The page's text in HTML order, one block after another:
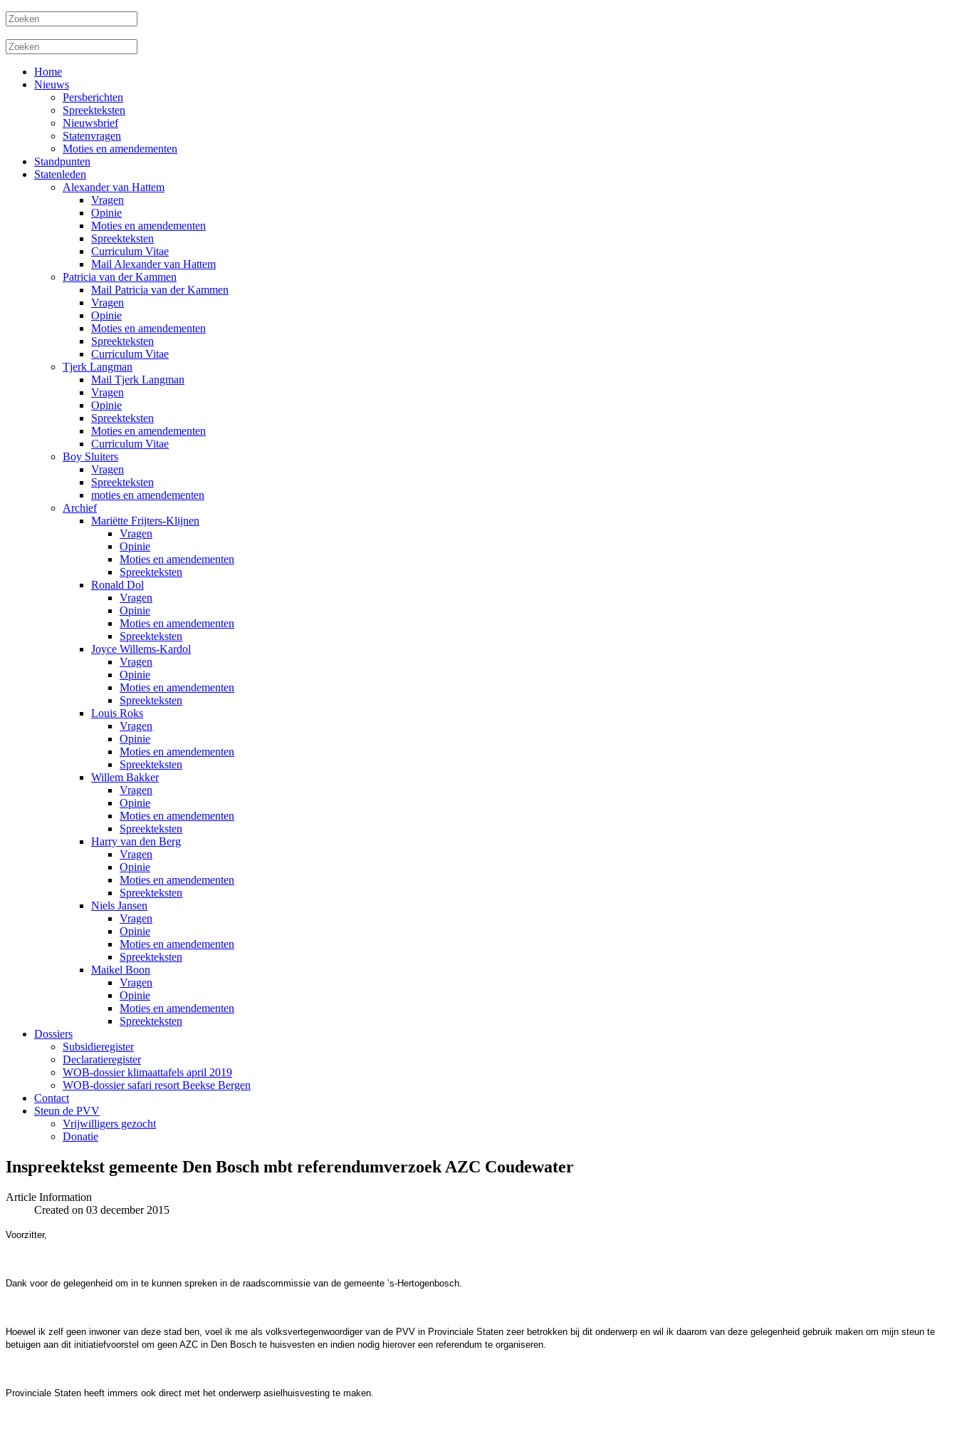
Home
Nieuws
Persberichten
Spreekteksten
Nieuwsbrief
Statenvragen
Moties en amendementen
Standpunten
Statenleden
Alexander van Hattem
Vragen
Opinie
Moties en amendementen
Spreekteksten
Curriculum Vitae
Mail Alexander van Hattem
Patricia van der Kammen
Mail Patricia van der Kammen
Vragen
Opinie
Moties en amendementen
Spreekteksten
Curriculum Vitae
Tjerk Langman
Mail Tjerk Langman
Vragen
Opinie
Spreekteksten
Moties en amendementen
Curriculum Vitae
Boy Sluiters
Vragen
Spreekteksten
moties en amendementen
Archief
Mariëtte Frijters-Klijnen
Vragen
Opinie
Moties en amendementen
Spreekteksten
Ronald Dol
Vragen
Opinie
Moties en amendementen
Spreekteksten
Joyce Willems-Kardol
Vragen
Opinie
Moties en amendementen
Spreekteksten
Louis Roks
Vragen
Opinie
Moties en amendementen
Spreekteksten
Willem Bakker
Vragen
Opinie
Moties en amendementen
Spreekteksten
Harry van den Berg
Vragen
Opinie
Moties en amendementen
Spreekteksten
Niels Jansen
Vragen
Opinie
Moties en amendementen
Spreekteksten
Maikel Boon
Vragen
Opinie
Moties en amendementen
Spreekteksten
Dossiers
Subsidieregister
Declaratieregister
WOB-dossier klimaattafels april 2019
WOB-dossier safari resort Beekse Bergen
Contact
Steun de PVV
Vrijwilligers gezocht
Donatie
Inspreektekst gemeente Den Bosch mbt referendumverzoek AZC Coudewater
Article Information
Created on 03 december 2015
Voorzitter,
Dank voor de gelegenheid om in te kunnen spreken in de raadscommissie van de gemeente ’s-Hertogenbosch.
Hoewel ik zelf geen inwoner van deze stad ben, voel ik me als volksvertegenwoordiger van de PVV in Provinciale Staten zeer betrokken bij dit onderwerp en wil ik daarom van deze gelegenheid gebruik maken om mijn steun te
betuigen aan dit initiatiefvoorstel om geen AZC in Den Bosch te huisvesten en indien nodig hierover een referendum te organiseren.
Provinciale Staten heeft immers ook direct met het onderwerp asielhuisvesting te maken.